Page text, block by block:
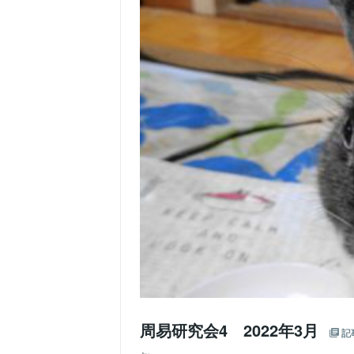
周易研究会4 2022年3月 記